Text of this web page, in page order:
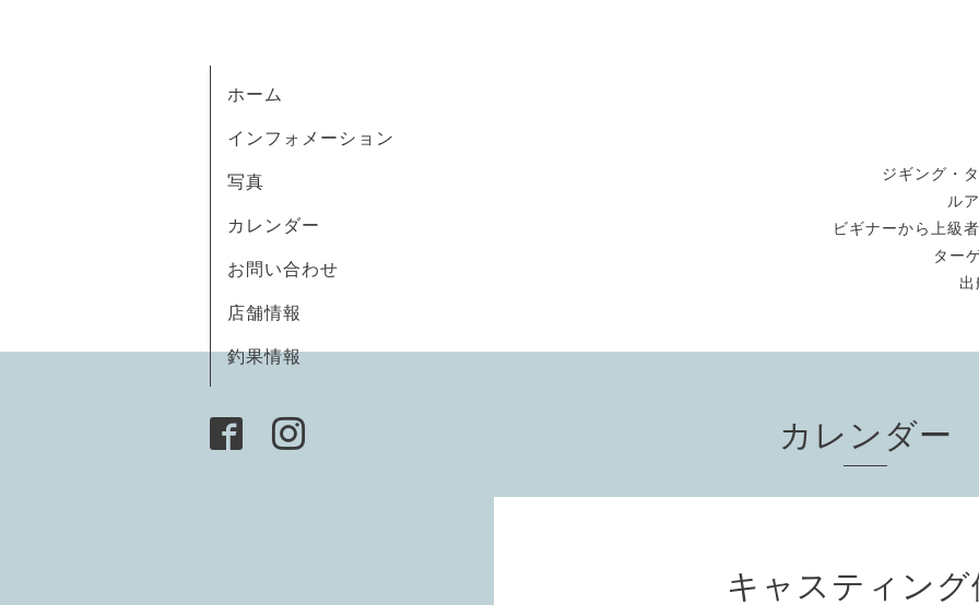
ジギング・
ル
ビギナーから上級
ター
ホーム
インフォメーション
写真
カレンダー
お問い合わせ
店舗情報
釣果情報
カレンダー
キャスティング